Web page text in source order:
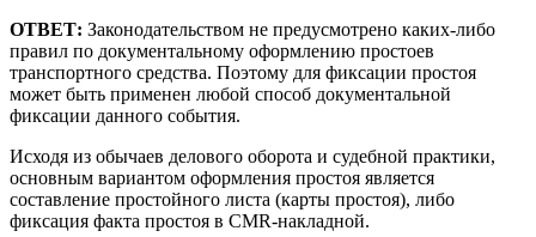
ОТВЕТ: Законодательством не предусмотрено каких-либо
правил по документальному оформлению простоев
транспортного средства. Поэтому для фиксации простоя
может быть применен любой способ документальной
фиксации данного события.
Исходя из обычаев делового оборота и судебной практики,
основным вариантом оформления простоя является
составление простойного листа (карты простоя), либо
фиксация факта простоя в CMR-накладной.